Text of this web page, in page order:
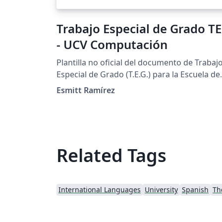
Trabajo Especial de Grado
- UCV Computación
Plantilla no oficial del documento de Trabajo
Especial de Grado (T.E.G.) para la Escuela de
Computación de la Universidad Central de
Esmitt Ramírez
Related Tags
International Languages University Spanish